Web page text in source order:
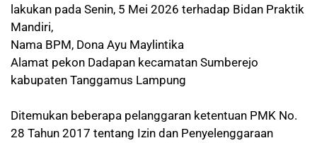
lakukan pada Senin, 5 Mei 2026 terhadap Bidan Praktik
Mandiri,
Nama BPM, Dona Ayu Maylintika
Alamat pekon Dadapan kecamatan Sumberejo
kabupaten Tanggamus Lampung
Ditemukan beberapa pelanggaran ketentuan PMK No.
28 Tahun 2017 tentang Izin dan Penyelenggaraan